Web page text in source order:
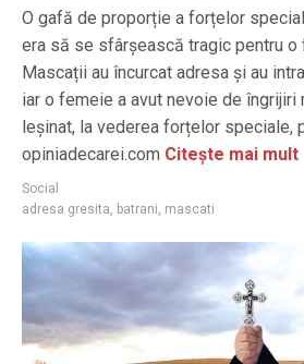
O gafă de proporție a forțelor
era să se sfârșească tragic pentru o
Mascații au încurcat adresa și au
iar o femeie a avut nevoie de îngrijiri
leșinat, la vederea forțelor speciale,
opiniadecarei.com Citește mai mult
Social
adresa gresita, batrani, mascati